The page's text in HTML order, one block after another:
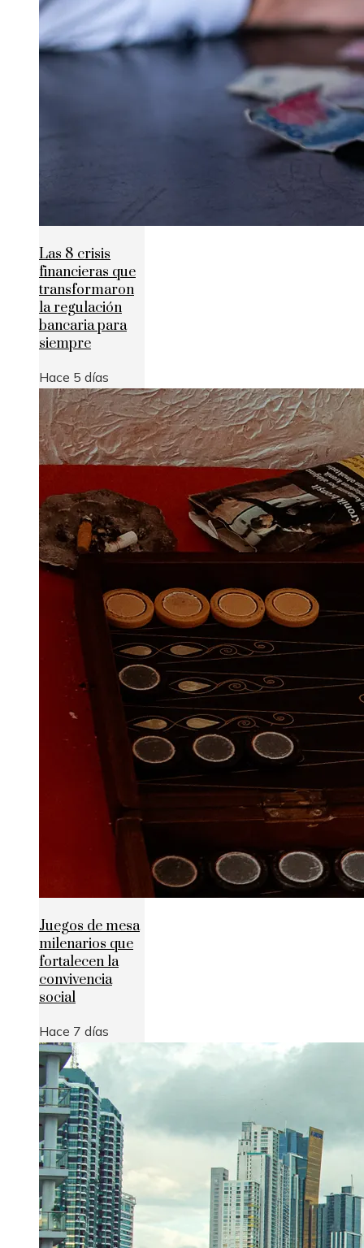
Las 8 crisis
financieras que
transformaron
la regulación
bancaria para
siempre
Hace 5 días
Juegos de mesa
milenarios que
fortalecen la
convivencia
social
Hace 7 días